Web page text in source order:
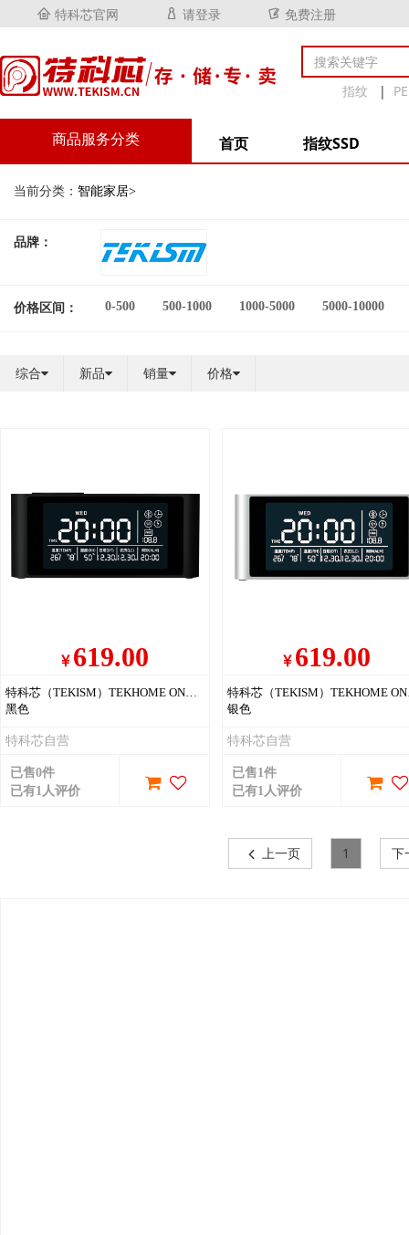
 特科芯官网  请登录  免费注册
指纹 |
商品服务分类 首页 指纹SSD
当前分类： 智能家居>
品牌：
价格区间： 0-500 500-1000 1000-5000 5000-10000
综合 新品 销量 价格
619.00
特科芯（TEKISM）TEKHOME ONXYZ 多功能时钟蓝牙音箱 手机无线充电 多功能快充 时尚温湿度计
黑色
特科芯自营
已售0件
已有1人评价
619.00
特科芯（
银色
特科芯自营
已售1件
已有1人评价
上一页 1 下